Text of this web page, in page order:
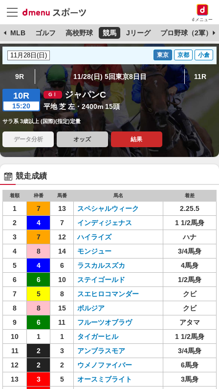
dメニュー
MLB ゴルフ 高校野球 競馬 Jリーグ プロ野球（2軍）
東京 京都 小倉
9R 11/28(日) 5回東京8日目 11R
10R
15:20
ジャパンC
平地 芝 左・2400m 15頭
サラ系 3歳以上 (国際)(指定)定量
データ分析 オッズ 結果
競走成績
着順 枠番 馬番 馬名 着差
1 7 13 スペシャルウィーク
2.25.5
2
4 7 インディジェナス
1 1/2馬身
3
7 12 ハイライズ
ハナ
4
8 14 モンジュー
3/4馬身
5
4 6 ラスカルスズカ
4馬身
6
6 10 ステイゴールド
1/2馬身
7
5 8 スエヒロコマンダー
クビ
8
8 15 ボルジア
クビ
9
6 11 フルーツオブラヴ
アタマ
10
1 1 タイガーヒル
1 1/2馬身
11
2 3 アンブラスモア
3/4馬身
12
2 2 ウメノファイバー
6馬身
13
3 5 オースミブライト
3馬身